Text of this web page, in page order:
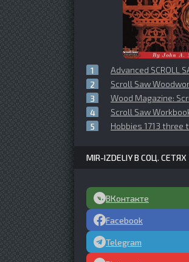
Advanced SCROLL
Scroll Saw
Wood Magazine:
Scroll Saw Workbook: Learn to Use
Hobbies 1713 three
MIR-IZDELIY В СОЦ. СЕТЯХ
ВКонтакте
Facebook
Telegram